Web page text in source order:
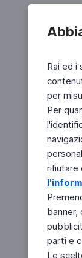
Rai ed i
per
Per
rifiutare
banner,
parti e
Le